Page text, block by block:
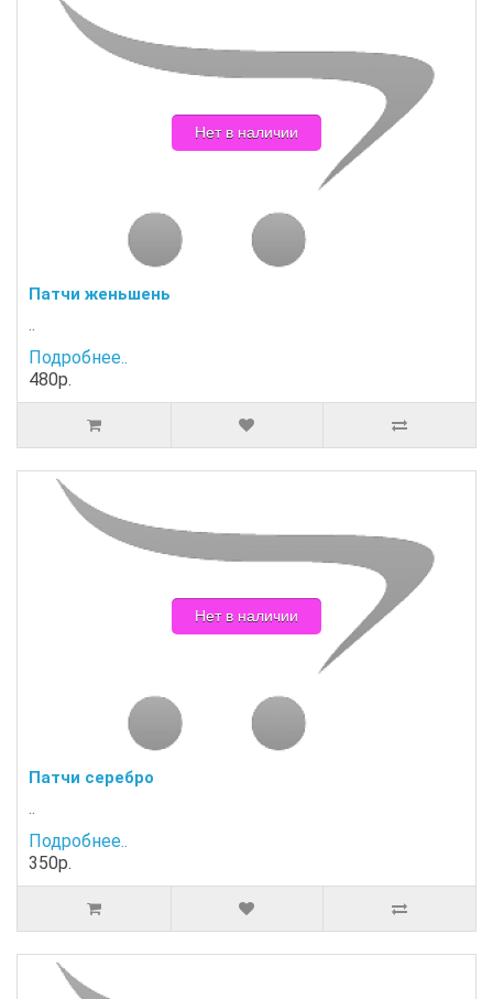
Нет в наличии
Патчи женьшень
..
Подробнее..
480р.
Нет в наличии
Патчи серебро
..
Подробнее..
350р.